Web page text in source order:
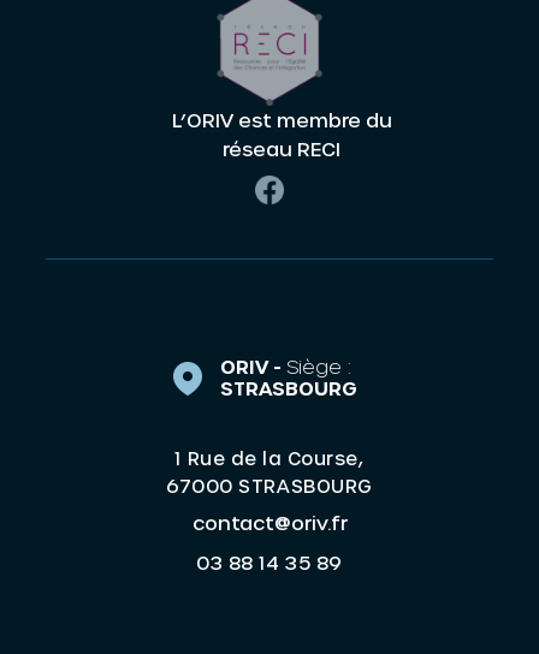
L’ORIV est membre du
réseau RECI
ORIV - Siège :
STRASBOURG
1 Rue de la Course,
67000 STRASBOURG
contact@oriv.fr
03 88 14 35 89